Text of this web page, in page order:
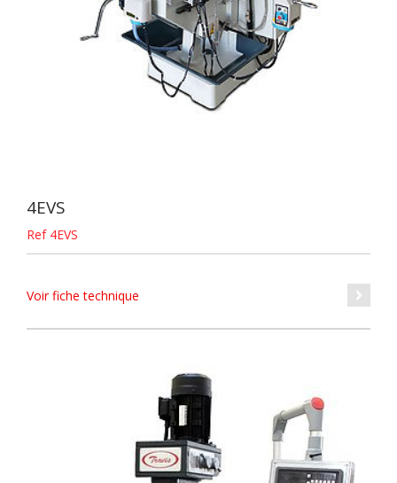
4EVS
Ref 4EVS
Voir fiche technique